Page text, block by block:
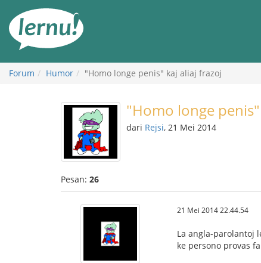
daftar
Forum Humor "Homo longe penis" kaj aliaj frazoj
"Homo longe
dari Rejsi, 21 Mei 2014
Pesan: 26
21 Mei 2014 22.44.54
La angla-parolantoj
ke persono provas